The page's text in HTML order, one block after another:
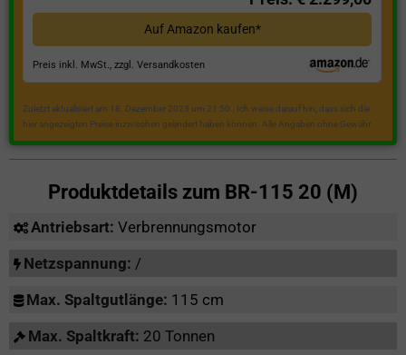
Auf Amazon kaufen*
Preis inkl. MwSt., zzgl. Versandkosten
Zuletzt aktualisiert am 18. Dezember 2023 um 21:50 . Ich weise darauf hin, dass sich die
hier angezeigten Preise inzwischen geändert haben können. Alle Angaben ohne Gewähr.
Produktdetails zum BR-115 20 (M)
Antriebsart: Verbrennungsmotor
Netzspannung: /
Max. Spaltgutlänge: 115 cm
Max. Spaltkraft: 20 Tonnen